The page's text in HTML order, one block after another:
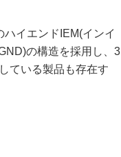
イエンドIEM(インイ
の構造を採用し、3
ている製品も存在す